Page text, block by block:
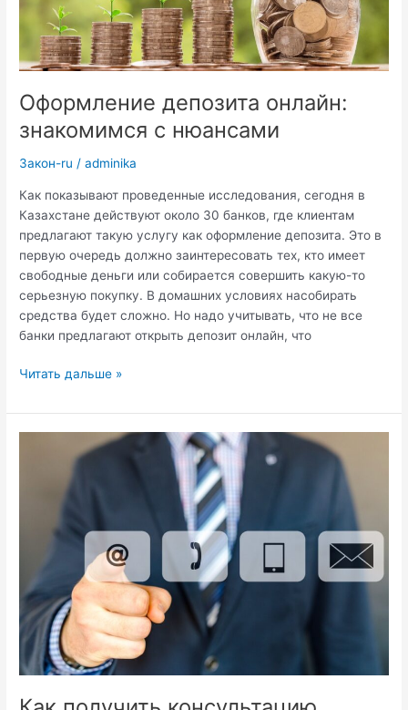
Оформление депозита онлайн:
знакомимся с нюансами
Закон-ru /adminika
Как показывают проведенные исследования, сегодня в
Казахстане действуют около 30 банков, где клиентам
предлагают такую услугу как оформление депозита. Это в
первую очередь должно заинтересовать тех, кто имеет
свободные деньги или собирается совершить какую-то
серьезную покупку. В домашних условиях насобирать
средства будет сложно. Но надо учитывать, что не все
банки предлагают открыть депозит онлайн, что
Оформление
онлайн:
знакомимся
Читать дальше »